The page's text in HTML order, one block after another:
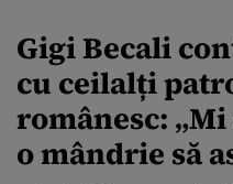
Gigi Becali
cu ceilalți
românesc:
o mândrie să